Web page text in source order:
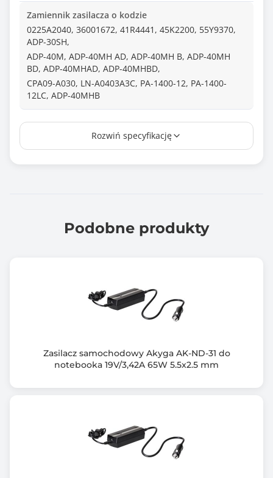
Zamiennik zasilacza o kodzie
0225A2040, 36001672, 41R4441, 45K2200, 55Y9370,
ADP-30SH,
ADP-40M, ADP-40MH AD, ADP-40MH B, ADP-40MH
BD, ADP-40MHAD, ADP-40MHBD,
CPA09-A030, LN-A0403A3C, PA-1400-12, PA-1400-
12LC, ADP-40MHB
Wtyk
Długość kabla (m)
Waga (g)
rejestracji produktu
Zabezpieczenia przed: przepięciem, przegrzaniem,
Rozwiń specyfikację
Podobne produkty
Zasilacz samochodowy Akyga AK-ND-31 do
notebooka 19V/3,42A 65W 5.5x2.5 mm